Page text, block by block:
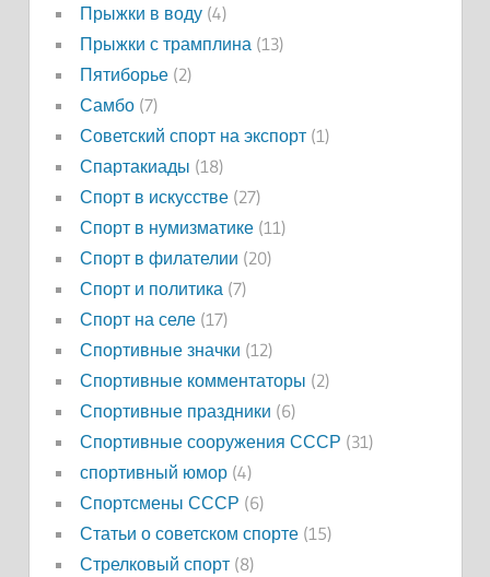
Прыжки в воду(4)
Прыжки с трамплина(13)
Пятиборье(2)
Самбо(7)
Советский спорт на экспорт(1)
Спартакиады (18)
Спорт в искусстве(27)
Спорт в нумизматике(11)
Спорт в филателии (20)
Спорт и политика(7)
Спорт на селе(17)
Спортивные значки (12)
Спортивные комментаторы (2)
Спортивные праздники (6)
Спортивные сооружения СССР (31)
спортивный юмор(4)
Спортсмены СССР (6)
Статьи о советском спорте(15)
Стрелковый спорт(8)